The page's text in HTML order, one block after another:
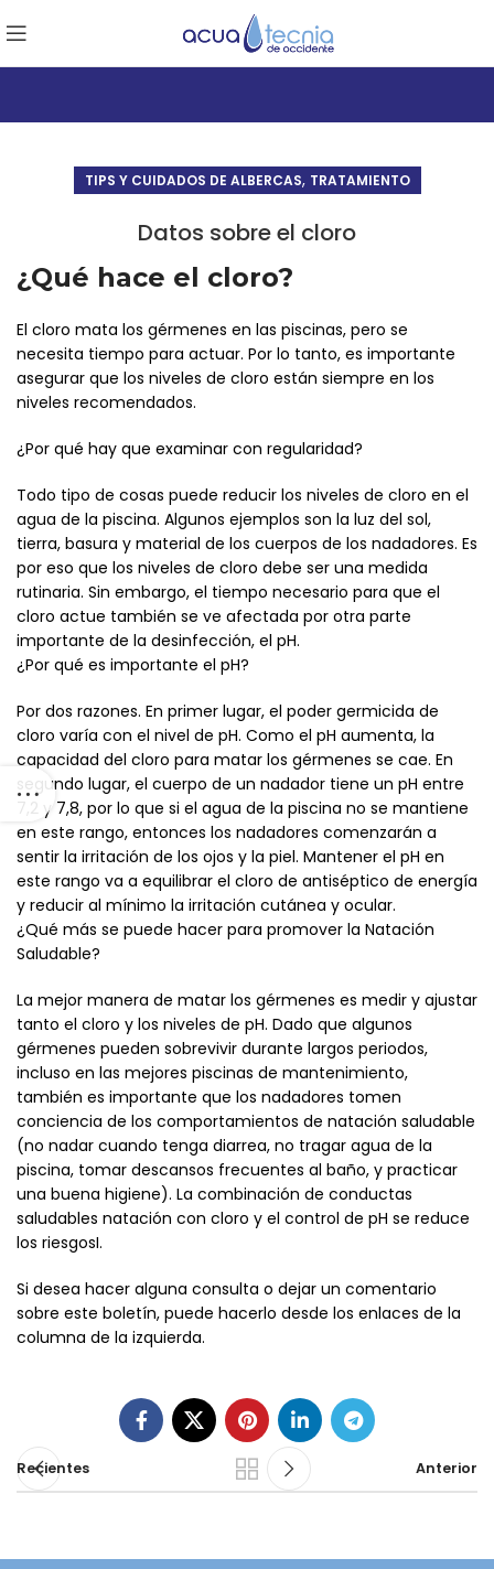
TIPS Y CUIDADOS DE ALBERCAS, TRATAMIENTO
Datos sobre el cloro
¿Qué hace el cloro?
El cloro mata los gérmenes en las piscinas, pero se
necesita tiempo para actuar. Por lo tanto, es importante
asegurar que los niveles de cloro están siempre en los
niveles recomendados.
¿Por qué hay que examinar con regularidad?
Todo tipo de cosas puede reducir los niveles de cloro en el
agua de la piscina. Algunos ejemplos son la luz del sol,
tierra, basura y material de los cuerpos de los nadadores. Es
por eso que los niveles de cloro debe ser una medida
rutinaria. Sin embargo, el tiempo necesario para que el
cloro actue también se ve afectada por otra parte
importante de la desinfección, el pH.
¿Por qué es importante el pH?
Por dos razones. En primer lugar, el poder germicida de
cloro varía con el nivel de pH. Como el pH aumenta, la
capacidad del cloro para matar los gérmenes se cae. En
segundo lugar, el cuerpo de un nadador tiene un pH entre
7,2 y 7,8, por lo que si el agua de la piscina no se mantiene
en este rango, entonces los nadadores comenzarán a
sentir la irritación de los ojos y la piel. Mantener el pH en
este rango va a equilibrar el cloro de antiséptico de energía
y reducir al mínimo la irritación cutánea y ocular.
¿Qué más se puede hacer para promover la Natación
Saludable?
La mejor manera de matar los gérmenes es medir y ajustar
tanto el cloro y los niveles de pH. Dado que algunos
gérmenes pueden sobrevivir durante largos periodos,
incluso en las mejores piscinas de mantenimiento,
también es importante que los nadadores tomen
conciencia de los comportamientos de natación saludable
(no nadar cuando tenga diarrea, no tragar agua de la
piscina, tomar descansos frecuentes al baño, y practicar
una buena higiene). La combinación de conductas
saludables natación con cloro y el control de pH se reduce
los riesgosI.
Si desea hacer alguna consulta o dejar un comentario
sobre este boletín, puede hacerlo desde los enlaces de la
columna de la izquierda.
Recientes Anterior